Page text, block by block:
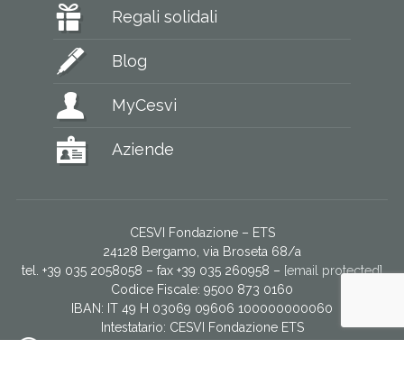
Regali solidali
Blog
MyCesvi
Aziende
CESVI Fondazione – ETS
24128 Bergamo, via Broseta 68/a
tel. +39 035 2058058 – fax +39 035 260958 – [email protected]
Codice Fiscale: 9500 873 0160
IBAN: IT 49 H 03069 09606 100000000060
Intestatario: CESVI Fondazione ETS